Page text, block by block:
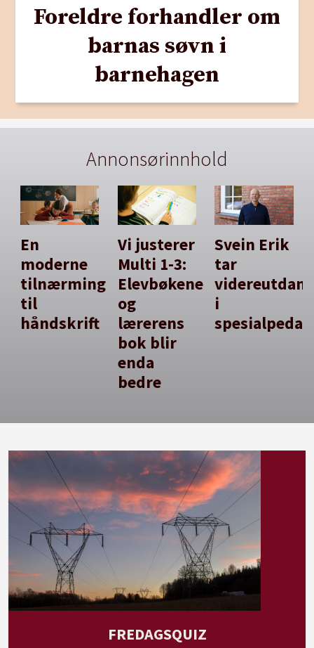
Foreldre forhandler om
barnas søvn i
barnehagen
Annonsørinnhold
En
moderne
tilnærming
til
håndskrift
Vi justerer
Multi 1-3:
Elevbøkene
og
lærerens
bok blir
enda
bedre
Svein Erik
tar
i
FREDAGSQUIZ